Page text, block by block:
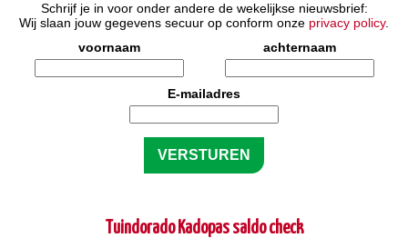
Schrijf je in voor onder andere de wekelijkse nieuwsbrief:
Wij slaan jouw gegevens secuur op conform onze privacy policy.
voornaam
achternaam
E-mailadres
Tuindorado Kadopas saldo check